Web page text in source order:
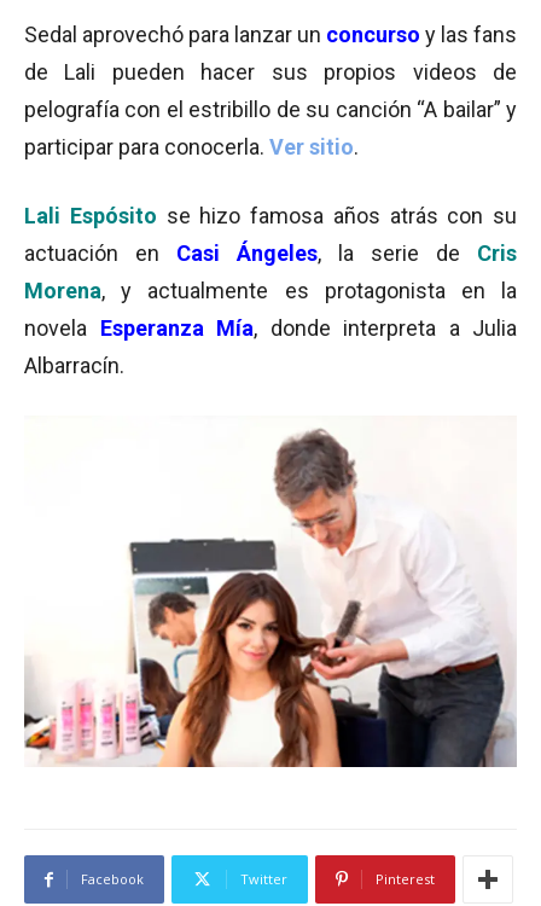
Sedal aprovechó para lanzar un concurso y las fans
de Lali pueden hacer sus propios videos de
pelografía con el estribillo de su canción “A bailar” y
participar para conocerla. Ver sitio.
Lali Espósito se hizo famosa años atrás con su
actuación en Casi Ángeles, la serie de
Cris
Morena, y actualmente es protagonista en la
novela Esperanza Mía, donde interpreta a Julia
Albarracín.
Facebook Twitter Pinterest